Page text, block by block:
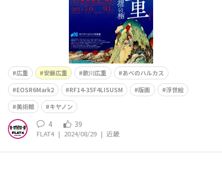
広重 安藤広重 歌川広重
あべのハルカス
EOSR6Mark2
RF14-35F4LISUSM 版画
浮世絵
美術館
キヤノン
4 39
FLAT4 | 2024/08/29 | 近畿